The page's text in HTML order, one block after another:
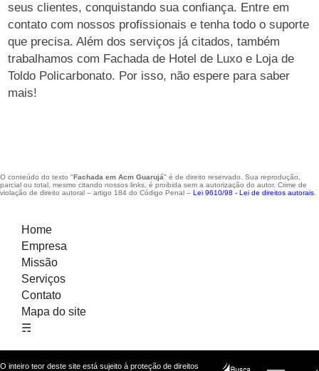
seus clientes, conquistando sua confiança. Entre em
contato com nossos profissionais e tenha todo o suporte
que precisa. Além dos serviços já citados, também
trabalhamos com Fachada de Hotel de Luxo e Loja de
Toldo Policarbonato. Por isso, não espere para saber
mais!
O conteúdo do texto "Fachada em Acm Guarujá" é de direito reservado. Sua reprodução,
parcial ou total, mesmo citando nossos links, é proibida sem a autorização do autor. Crime de
violação de direito autoral – artigo 184 do Código Penal – Lei 9610/98 - Lei de direitos autorais
Home
Empresa
Missão
Serviços
Contato
Mapa do site
☴
O inteiro teor deste site está sujeito à proteção de direitos